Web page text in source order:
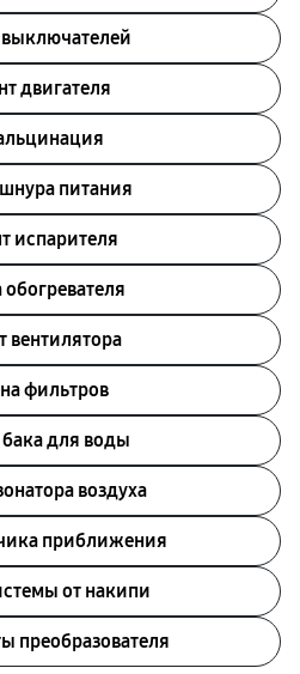
двигателя
питания
испарителя
вентилятора
фильтров
для воды
воздуха
приближения
от накипи
преобразователя